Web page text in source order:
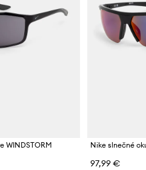
WINDSTORM Nike slnečné
97,99 €